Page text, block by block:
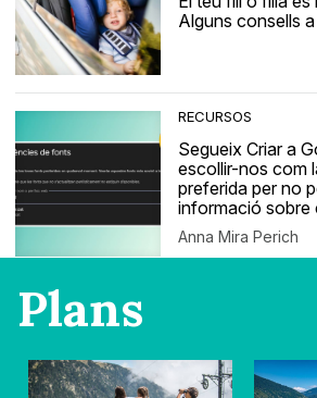
Alguns consells
RECURSOS
Segueix Criar a
escollir-nos com
preferida per no
informació sobre
Anna Mira Perich
Plans